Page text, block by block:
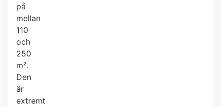
på
mellan
110
och
250
m².
Den
är
extremt